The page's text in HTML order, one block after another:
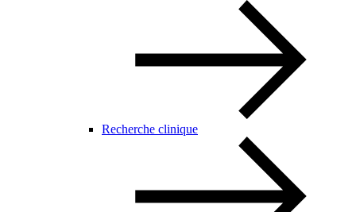
Recherche clinique